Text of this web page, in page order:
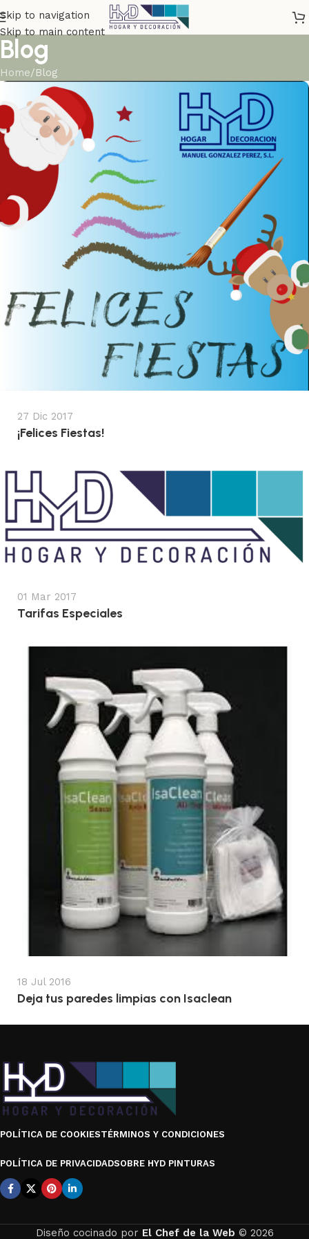
Skip to navigation
Skip to main content
Blog
Home Blog
27 Dic 2017
¡Felices Fiestas!
01 Mar 2017
Tarifas Especiales
18 Jul 2016
Deja tus paredes limpias con Isaclean
POLÍTICA DE COOKIESTÉRMINOS Y CONDICIONES
POLÍTICA DE PRIVACIDADSOBRE HYD PINTURAS
Diseño cocinado por El Chef de la Web © 2026